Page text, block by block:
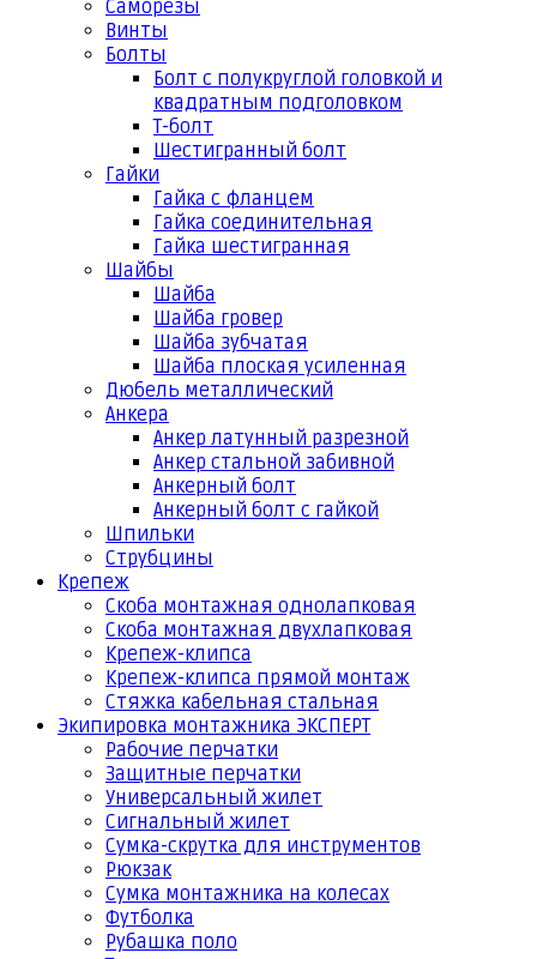
Саморезы
Винты
Болты
Болт с полукруглой головкой и
квадратным подголовком
Т-болт
Шестигранный болт
Гайки
Гайка с фланцем
Гайка соединительная
Гайка шестигранная
Шайбы
Шайба
Шайба гровер
Шайба зубчатая
Шайба плоская усиленная
Дюбель металлический
Анкера
Анкер латунный разрезной
Анкер стальной забивной
Анкерный болт
Анкерный болт с гайкой
Шпильки
Струбцины
Крепеж
Скоба монтажная однолапковая
Скоба монтажная двухлапковая
Крепеж-клипса
Крепеж-клипса прямой монтаж
Стяжка кабельная стальная
Экипировка монтажника ЭКСПЕРТ
Рабочие перчатки
Защитные перчатки
Универсальный жилет
Сигнальный жилет
Сумка-скрутка для инструментов
Рюкзак
Сумка монтажника на колесах
Футболка
Рубашка поло